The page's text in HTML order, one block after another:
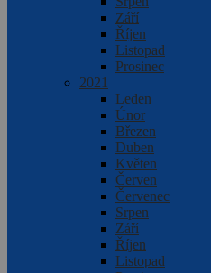
Září
Říjen
Listopad
Prosinec
2021
Leden
Únor
Březen
Duben
Květen
Červen
Červenec
Srpen
Září
Říjen
Listopad